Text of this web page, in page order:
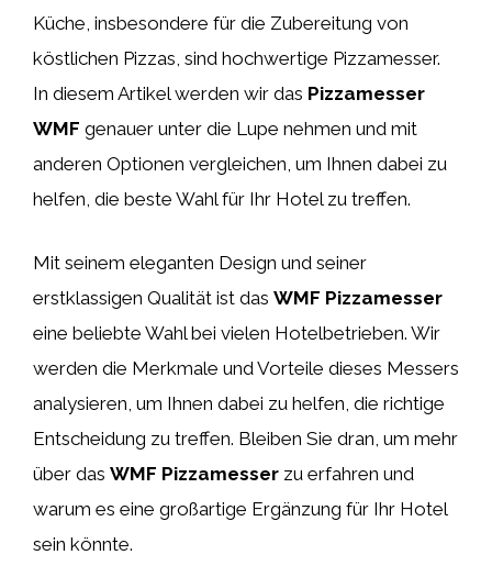
Küche, insbesondere für die Zubereitung von
köstlichen Pizzas, sind hochwertige Pizzamesser.
In diesem Artikel werden wir das Pizzamesser
WMF genauer unter die Lupe nehmen und mit
anderen Optionen vergleichen, um Ihnen dabei zu
helfen, die beste Wahl für Ihr Hotel zu treffen.
Mit seinem eleganten Design und seiner
erstklassigen Qualität ist das WMF Pizzamesser
eine beliebte Wahl bei vielen Hotelbetrieben. Wir
werden die Merkmale und Vorteile dieses Messers
analysieren, um Ihnen dabei zu helfen, die richtige
Entscheidung zu treffen. Bleiben Sie dran, um mehr
über das WMF Pizzamesser zu erfahren und
warum es eine großartige Ergänzung für Ihr Hotel
sein könnte.